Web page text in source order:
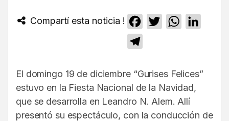
Compartí esta noticia ! Facebook
TwitterWhatsApp
El domingo 19 de diciembre “Gurises Felices”
estuvo en la Fiesta Nacional de la Navidad,
que se desarrolla en Leandro N. Alem. Allí
presentó su espectáculo, con la conducción de